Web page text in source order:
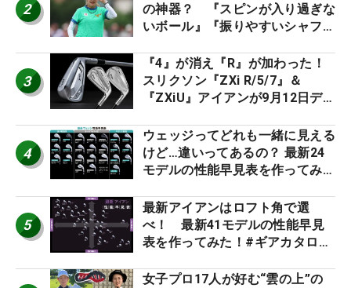
2
の神器？ 『スピンが入り過ぎな
いボール』『振りやすいシャフ
ー』 #女子プロセッティング
3
『4』が消え『R』が加わった！
スリクソン『ZXi R/5/7』＆
『ZXiU』アイアンが9月12日デ
4
ウェッジってどれも一緒に見える
けど…違いってあるの？ 最新24
モデルの性能早見表を作ってみ
5
最新アイアンはロフト角で選
べ！ 最新41モデルの性能早見
表を作ってみた！#ギアカタログ
女子プロ17人が好む“雲の上”の